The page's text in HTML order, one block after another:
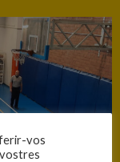
vos